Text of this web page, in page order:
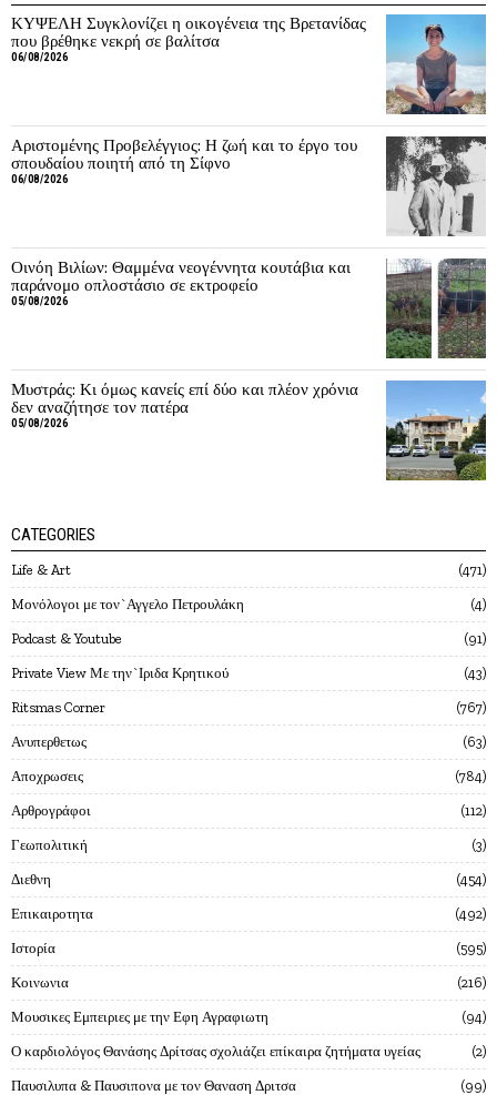
ΚΥΨΕΛΗ Συγκλονίζει η οικογένεια της Βρετανίδας
που βρέθηκε νεκρή σε βαλίτσα
06/08/2026
Αριστομένης Προβελέγγιος: Η ζωή και το έργο του
σπουδαίου ποιητή από τη Σίφνο
06/08/2026
Οινόη Βιλίων: Θαμμένα νεογέννητα κουτάβια και
παράνομο οπλοστάσιο σε εκτροφείο
05/08/2026
Μυστράς: Κι όμως κανείς επί δύο και πλέον χρόνια
δεν αναζήτησε τον πατέρα
05/08/2026
CATEGORIES
Life & Art 471
Mονόλογοι με τον`Αγγελο Πετρουλάκη 4
Podcast & Youtube 91
Private View Με την`Ιριδα Κρητικού 43
Ritsmas Corner 767
Ανυπερθετως 63
Αποχρωσεις 784
Αρθρογράφοι 112
Γεωπολιτική 3
Διεθνη 454
Επικαιροτητα 492
Ιστορία 595
Κοινωνια 216
Μουσικες Εμπειριες με την Εφη Αγραφιωτη 94
Ο καρδιολόγος Θανάσης Δρίτσας σχολιάζει επίκαιρα ζητήματα υγείας 2
Παυσιλυπα & Παυσιπονα με τον Θαναση Δριτσα 99